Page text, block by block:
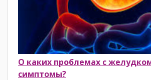
О каких проблемах с
симптомы?